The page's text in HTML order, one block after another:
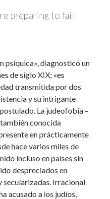
preparing to fail
psíquica», diagnosticó un
de siglo XIX; «es
transmitida por dos
y su intrigante
La judeofobia –
conocida
en prácticamente
hace varios miles de
incluso en países sin
despreciados en
secularizadas. Irracional
acusado a los judíos,